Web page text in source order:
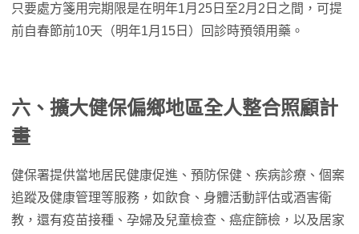
只要處方箋用完期限是在明年1月25日至2月2日之間，可提
前自春節前10天（明年1月15日）回診時預領用藥。
六、擴大健保偏鄉地區全人整合照顧計
畫
健保署提供當地居民健康促進、預防保健、疾病診療、個案
追蹤及健康管理等服務，如飲食、身體活動評估或酒害衛
教，還有疫苗接種、孕婦及兒童檢查、癌症篩檢，以及居家